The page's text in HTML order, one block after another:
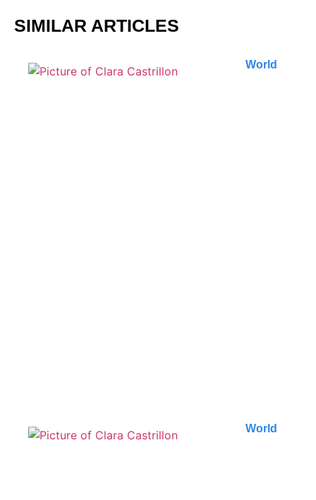
SIMILAR ARTICLES
World
World